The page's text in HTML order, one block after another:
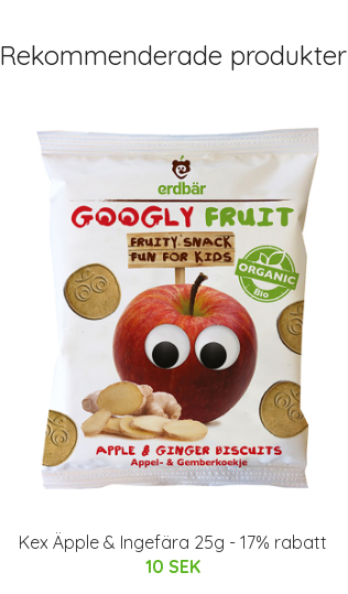
Rekommenderade produkter
Kex Äpple & Ingefära 25g - 17% rabatt
10 SEK